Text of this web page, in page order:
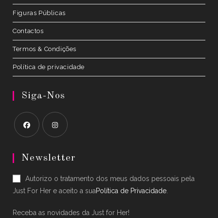
Figuras Públicas
Contactos
Termos & Condições
Política de privacidade
Siga-Nos
in
new
tab
in
new
tab
Newsletter
Autorizo o tratamento dos meus dados pessoais pela
Just For Her e aceito a suaPolítica de Privacidade
Receba as novidades da Just for Her!